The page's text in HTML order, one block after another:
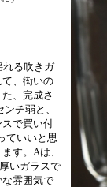
れる吹きガ
、衒いの
、完成さ
チ弱と、
で買い付
ていいと思
す。Aは、
いガラスで
雰囲気で